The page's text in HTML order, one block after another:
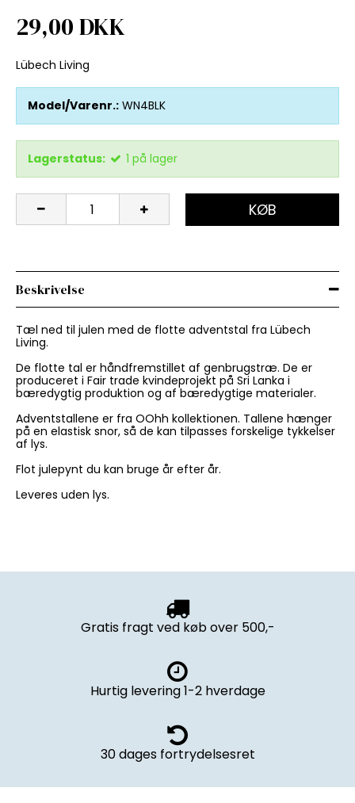
29,00 DKK
Lübech Living
Model/Varenr.: WN4BLK
Lagerstatus: 1 på lager
KØB
Beskrivelse
Tæl ned til julen med de flotte adventstal fra Lübech
Living.
De flotte tal er håndfremstillet af genbrugstræ. De er
produceret i Fair trade kvindeprojekt på Sri Lanka i
bæredygtig produktion og af bæredygtige materialer.
Adventstallene er fra OOhh kollektionen. Tallene hænger
på en elastisk snor, så de kan tilpasses forskelige tykkelser
af lys.
Flot julepynt du kan bruge år efter år.
Leveres uden lys.
Gratis fragt ved køb over 500,-
Hurtig levering 1-2 hverdage
30 dages fortrydelsesret